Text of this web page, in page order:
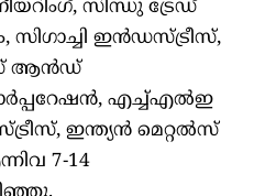
സിന്ധു ട്രേഡ്
സിഗാച്ചി ഇന്‍ഡസ്ട്രീസ്,
ആന്‍ഡ്
എച്ച്എല്‍ഇ
ഇന്ത്യന്‍ മെറ്റല്‍സ്
7-14